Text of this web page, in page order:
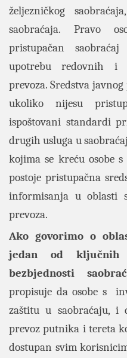
željezničkog
saobraćaja. Pravo
pristupačan
upotrebu redovnih i
prevoza. Sredstva
ukoliko nijesu
ispoštovani standardi
drugih usluga u
kojima se kreću osobe
postoje pristupačna
informisanja u oblasti
prevoza.
Ako govorimo o
jedan od
bezbjednosti
propisuje da osobe s
zaštitu u saobraćaju, i
prevoz putnika i tereta
dostupan svim